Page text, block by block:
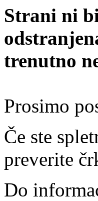
Strani ni
trenutno
Prosimo
Če ste
preverite
Do